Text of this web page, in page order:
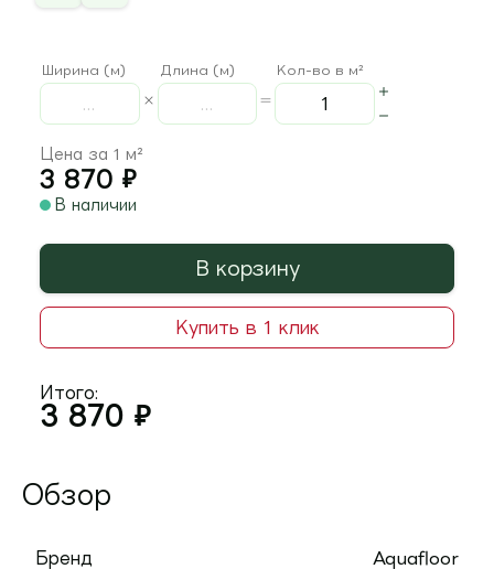
Ширина (м) Длина (м) Кол-во в м²
Цена за 1 м²
3 870 ₽
В наличии
В корзину
Купить в 1 клик
Итого:
3 870 ₽
Обзор
Бренд
Aquafloor